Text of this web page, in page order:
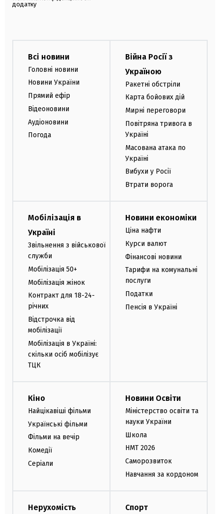
додатку
Всі новини
Головні новини
Новини України
Прямий ефір
Відеоновини
Аудіоновини
Погода
Війна Росії з
Україною
Ракетні обстріли
Карта бойових дій
Мирні переговори
Повітряна тривога в
Україні
Масована атака по
Україні
Вибухи у Росії
Втрати ворога
Мобілізація в
Україні
Звільнення з військової
служби
Мобілізація 50+
Мобілізація жінок
Контракт для 18-24-
річних
Відстрочка від
мобілізації
Мобілізація в Україні:
скільки осіб мобілізує
ТЦК
Новини економіки
Ціна нафти
Курси валют
Фінансові новини
Тарифи на комунальні
послуги
Податки
Пенсія в Україні
Кіно
Найцікавіші фільми
Українські фільми
Фільми на вечір
Комедії
Серіали
Новини Освіти
Міністерство освіти та
науки України
Школа
НМТ 2026
Саморозвиток
Навчання за кордоном
Нерухомість Спорт